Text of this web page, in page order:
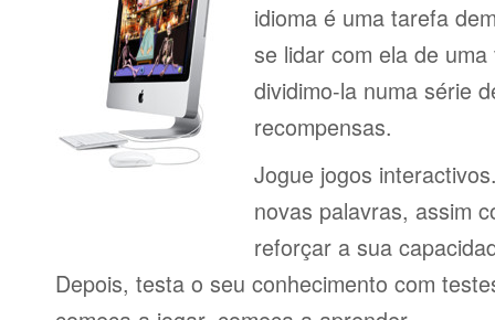
idioma é uma tarefa
se lidar com ela de
dividimo-la numa série
recompensas.
Jogue jogos
novas palavras, assim
reforçar a sua
Depois, testa o seu conhecimento com